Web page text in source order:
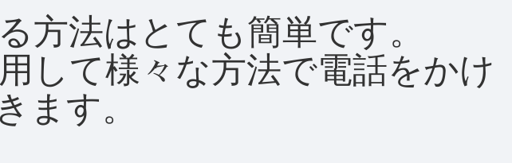
方法はとても簡単です。
して様々な方法で電話をかけ
ます。